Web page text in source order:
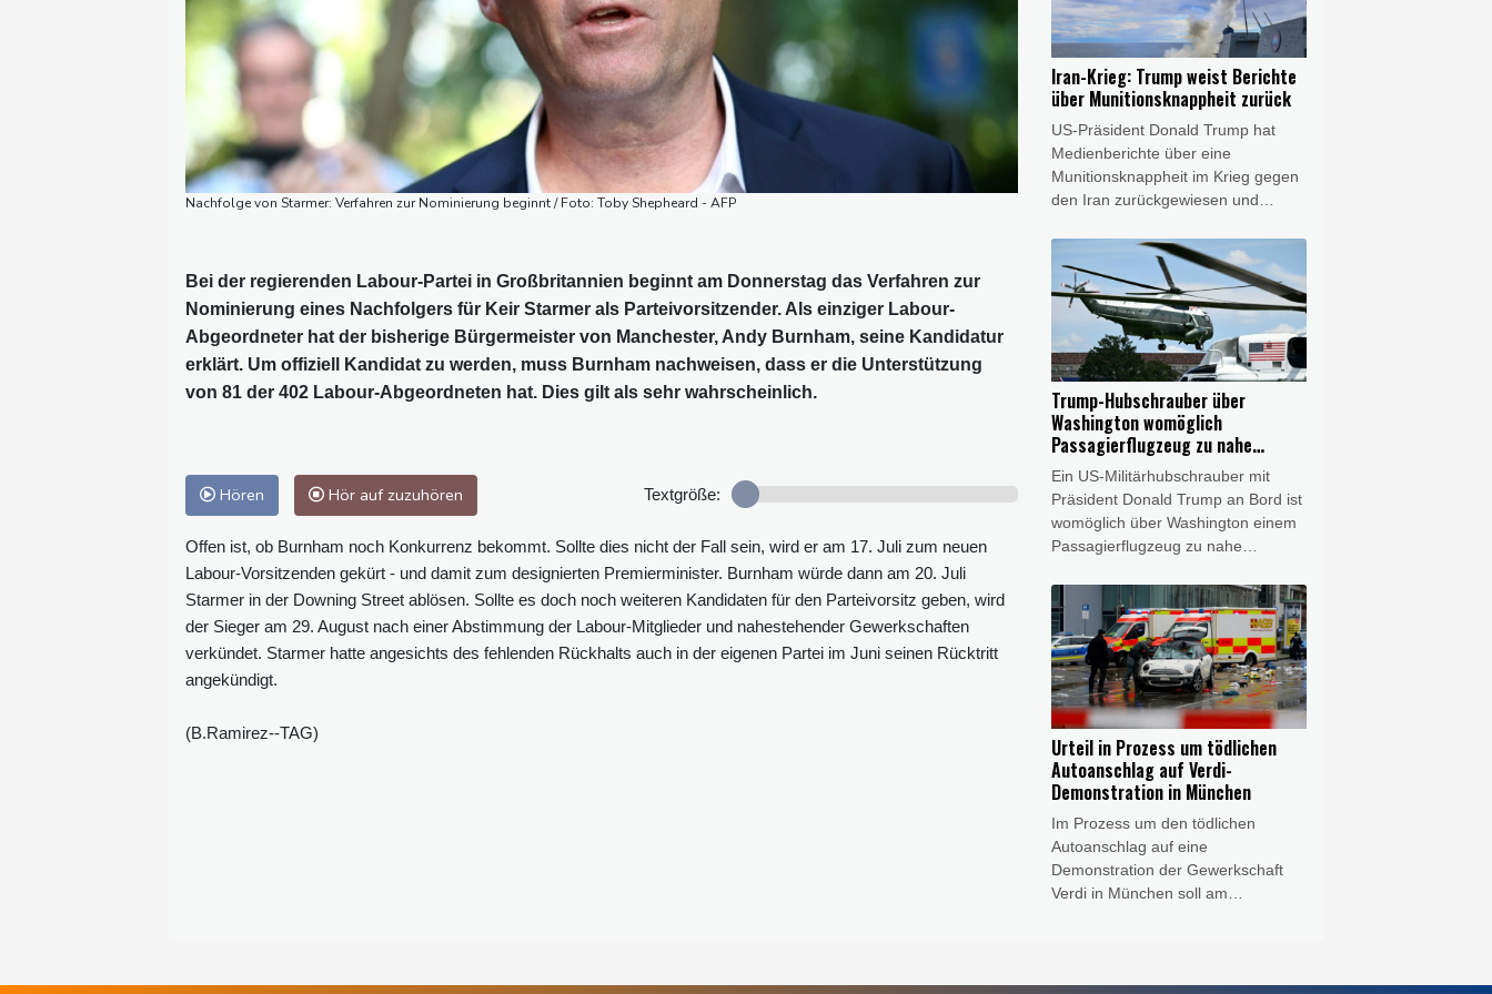
Nachfolge von Starmer: Verfahren zur Nominierung beginnt / Foto: Toby Shepheard - AFP
Bei der regierenden Labour-Partei in Großbritannien beginnt am Donnerstag das Verfahren zur
Nominierung eines Nachfolgers für Keir Starmer als Parteivorsitzender. Als einziger Labour-
Abgeordneter hat der bisherige Bürgermeister von Manchester, Andy Burnham, seine Kandidatur
erklärt. Um offiziell Kandidat zu werden, muss Burnham nachweisen, dass er die Unterstützung
von 81 der 402 Labour-Abgeordneten hat. Dies gilt als sehr wahrscheinlich.
Hören Hör auf zuzuhören Textgröße:
Offen ist, ob Burnham noch Konkurrenz bekommt. Sollte dies nicht der Fall sein, wird er am 17. Juli zum neuen
Labour-Vorsitzenden gekürt - und damit zum designierten Premierminister. Burnham würde dann am 20. Juli
Starmer in der Downing Street ablösen. Sollte es doch noch weiteren Kandidaten für den Parteivorsitz geben, wird
der Sieger am 29. August nach einer Abstimmung der Labour-Mitglieder und nahestehender Gewerkschaften
verkündet. Starmer hatte angesichts des fehlenden Rückhalts auch in der eigenen Partei im Juni seinen Rücktritt
angekündigt.
(B.Ramirez--TAG)
südostasiatischen Asean-Staaten
hätten für ihn "Priorität", sagte Min
Aung Hlaing am Donnerstag in
Bangkok. Der thailändische
Regierungschef Anutin Charnvirakul
sagte ihm seine Unterstützung zu.
Iran-Krieg: Trump weist Berichte
über Munitionsknappheit zurück
US-Präsident Donald Trump hat
Medienberichte über eine
Munitionsknappheit im Krieg gegen
den Iran zurückgewiesen und
gedroht. Die US-Streitkräfte hätten
"riesige Mengen an 'Munition', vor
allem bestimmter Arten", schrieb
Trump am Donnerstag in seinem
Onlinedienst Truth Social. US-
Medien hatten zuvor berichtet, ein
Mangel an Raketen habe Trump
von weiteren Angriffen auf den Iran
abgehalten.
Trump-Hubschrauber über
Washington womöglich
Passagierflugzeug zu nahe
gekommen
Ein US-Militärhubschrauber mit
Präsident Donald Trump an Bord ist
womöglich über Washington einem
Passagierflugzeug zu nahe
Transportsicherheitsbehörde
erklärte am Mittwoch, sie
untersuche einen Vorfall, "bei dem
der vorgeschriebene
Sicherheitsabstand zwischen der
'Marine One' und einem vom
Washington National Airport (DCA)
gestarteten Passagierflugzeug
unterschritten worden sein soll".
Das Weiße Haus betonte, der
Präsident habe sich zu keinem
Zeitpunkt in Gefahr befunden.
Urteil in Prozess um tödlichen
Autoanschlag auf Verdi-
Demonstration in München
Im Prozess um den tödlichen
Autoanschlag auf eine
Demonstration der Gewerkschaft
Verdi in München soll am
Afghanistan stammenden Farhad N.